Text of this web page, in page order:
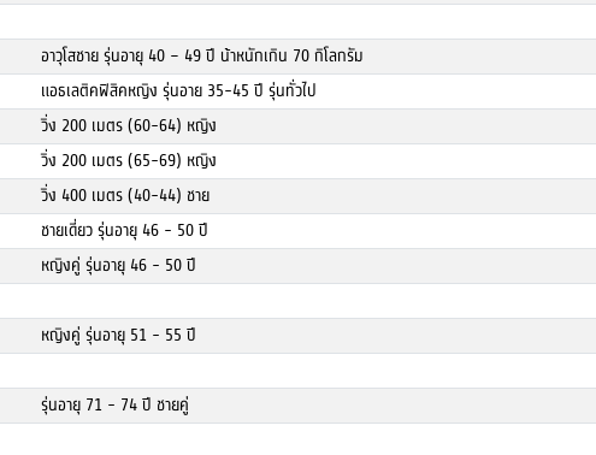
อาวุโสชาย รุ่นอายุ 40 – 49 ปี น้าหนักเกิน 70 กิโลกรัม
แอธเลติคฟิสิคหญิง รุ่นอาย 35-45 ปี รุ่นทั่วไป
วิ่ง 200 เมตร (60-64) หญิง
วิ่ง 200 เมตร (65-69) หญิง
วิ่ง 400 เมตร (40-44) ชาย
ชายเดี่ยว รุ่นอายุ 46 - 50 ปี
หญิงคู่ รุ่นอายุ 46 - 50 ปี
หญิงคู่ รุ่นอายุ 51 - 55 ปี
รุ่นอายุ 71 - 74 ปี ชายคู่